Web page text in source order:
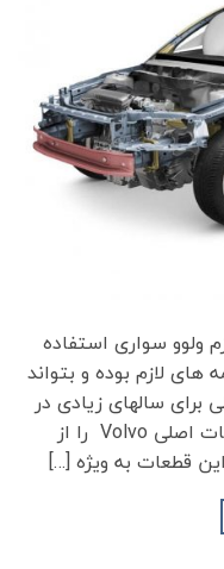
ولوو سواری استفاده
لازم بوده و بتواند
برای سال­های زیادی در
جاده­ها حرکت کند، این است که قطعات اصلی Volvo را از
قطعات به ویژه […]